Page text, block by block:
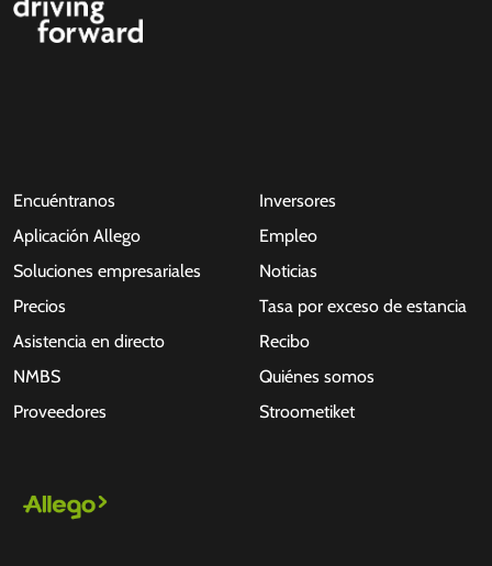
Encuéntranos
Aplicación Allego
Soluciones empresariales
Precios
Asistencia en directo
NMBS
Proveedores
Inversores
Empleo
Noticias
Tasa por exceso de estancia
Recibo
Quiénes somos
Stroometiket